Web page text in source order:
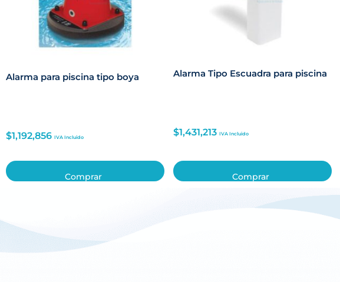
Alarma para piscina tipo boya
$1,192,856 IVA Incluido
Comprar
Alarma Tipo Escuadra para piscina
$1,431,213 IVA Incluido
Comprar